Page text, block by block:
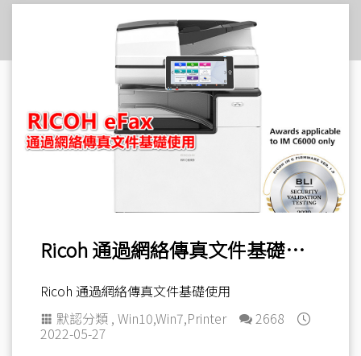
Ricoh 通過網絡傳真文件基礎使用
Ricoh 通過網絡傳真文件基礎使用
默認分類 , Win10,Win7,Printer 2668
2022-05-27